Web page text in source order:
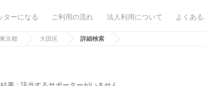
ターになる ご利用の流れ 法人利用について よくあ
東京都 大田区 詳細検索